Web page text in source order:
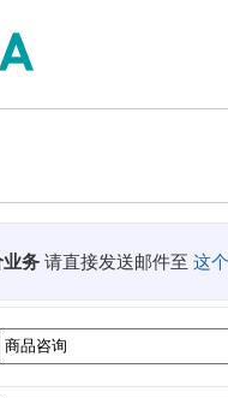
务请直接发送邮件至 这